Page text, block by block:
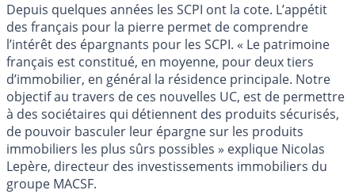
Depuis quelques années les SCPI ont la cote. L’appétit
des français pour la pierre permet de comprendre
l’intérêt des épargnants pour les SCPI. « Le patrimoine
français est constitué, en moyenne, pour deux tiers
d’immobilier, en général la résidence principale. Notre
objectif au travers de ces nouvelles UC, est de permettre
à des sociétaires qui détiennent des produits sécurisés,
de pouvoir basculer leur épargne sur les produits
immobiliers les plus sûrs possibles » explique Nicolas
Lepère, directeur des investissements immobiliers du
groupe MACSF.